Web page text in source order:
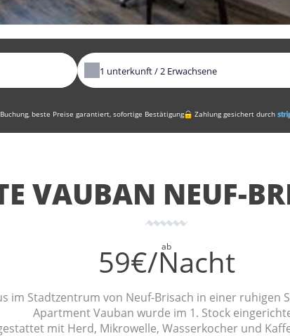
1 unterkunft /2 Erwachsene
beste Preise garantiert, sofortige Bestätigung Zahlung gesichert durch
VAUBAN NEUF-
ab
59€/Nacht
im Stadtzentrum von Neuf-Brisach in einer ruhigen
Apartment Vauban wurde im 1. Stock
mit Herd, Mikrowelle, Wasserkocher und